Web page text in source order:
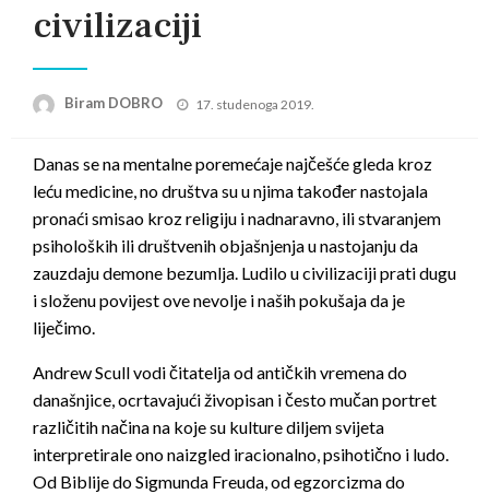
civilizaciji
Biram DOBRO
Posted
17. studenoga 2019.
Danas se na mentalne poremećaje najčešće gleda kroz
leću medicine, no društva su u njima također nastojala
pronaći smisao kroz religiju i nadnaravno, ili stvaranjem
psiholoških ili društvenih objašnjenja u nastojanju da
zauzdaju demone bezumlja. Ludilo u civilizaciji prati dugu
i složenu povijest ove nevolje i naših pokušaja da je
liječimo.
Andrew Scull vodi čitatelja od antičkih vremena do
današnjice, ocrtavajući živopisan i često mučan portret
različitih načina na koje su kulture diljem svijeta
interpretirale ono naizgled iracionalno, psihotično i ludo.
Od Biblije do Sigmunda Freuda, od egzorcizma do